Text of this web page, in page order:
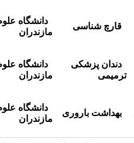
قارچ شناسی
دانشگاه
مازندران
دندان پزشکی
ترمیمی
دانشگاه
مازندران
بهداشت باروری
دانشگاه
مازندران